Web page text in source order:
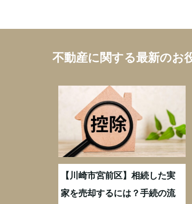
不動産に関する最新のお
【川崎市宮前区】相続した実
家を売却するには？手続の流